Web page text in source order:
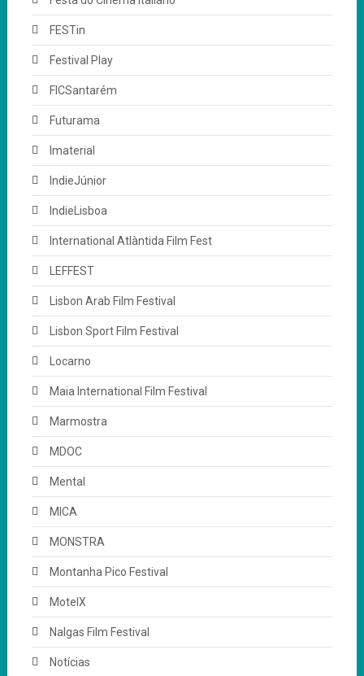
FESTin
Festival Play
FICSantarém
Futurama
Imaterial
IndieJúnior
IndieLisboa
International Atlàntida Film Fest
LEFFEST
Lisbon Arab Film Festival
Lisbon Sport Film Festival
Locarno
Maia International Film Festival
Marmostra
MDOC
Mental
MICA
MONSTRA
Montanha Pico Festival
MotelX
Nalgas Film Festival
Notícias